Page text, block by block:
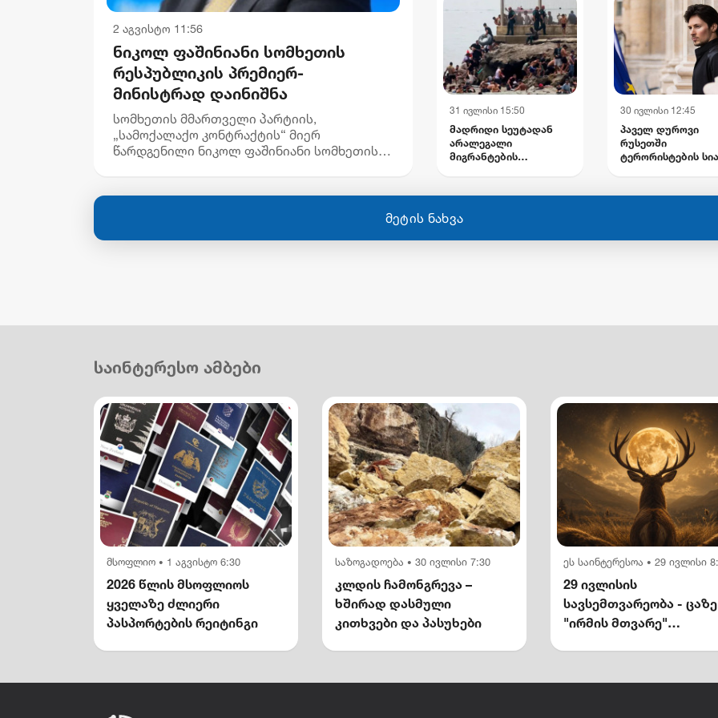
2 აგვისტო 11:56
ნიკოლ ფაშინიანი სომხეთის
რესპუბლიკის პრემიერ-
მინისტრად დაინიშნა
სომხეთის მმართველი პარტიის,
„სამოქალაქო კონტრაქტის“ მიერ
წარდგენილი ნიკოლ ფაშინიანი სომხეთის
სომხური მედია ავრცელებს. „კონსტიტუციის
დაზიანებულია
ინფრასტრუქტურა
31 ივლისი 15:50
მადრიდი სეუტადან
არალეგალი
მიგრანტების
ესპანეთის შენგენის
გარიცხვაზე
საუბრობენ
30 ივლისი 12:45
პაველ დუროვი
რუსეთში
ტერორისტების
მეტის ნახვა
საინტერესო ამბები
მსოფლიო • 1 აგვისტო 6:30
2026 წლის მსოფლიოს
ყველაზე ძლიერი
პასპორტების რეიტინგი
საზოგადოება • 30 ივლისი 7:30
კლდის ჩამონგრევა –
ხშირად დასმული
კითხვები და პასუხები
ეს საინტერესოა • 29 ივლისი
29 ივლისის
სავსემთვარეობა - ცაზე
"ირმის მთვარე"